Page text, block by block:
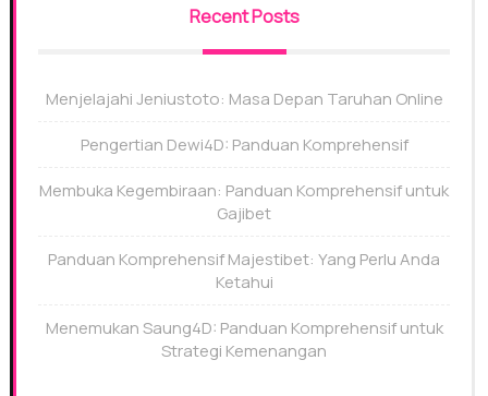
Recent Posts
Menjelajahi Jeniustoto: Masa Depan Taruhan Online
Pengertian Dewi4D: Panduan Komprehensif
Membuka Kegembiraan: Panduan Komprehensif untuk
Gajibet
Panduan Komprehensif Majestibet: Yang Perlu Anda
Ketahui
Menemukan Saung4D: Panduan Komprehensif untuk
Strategi Kemenangan